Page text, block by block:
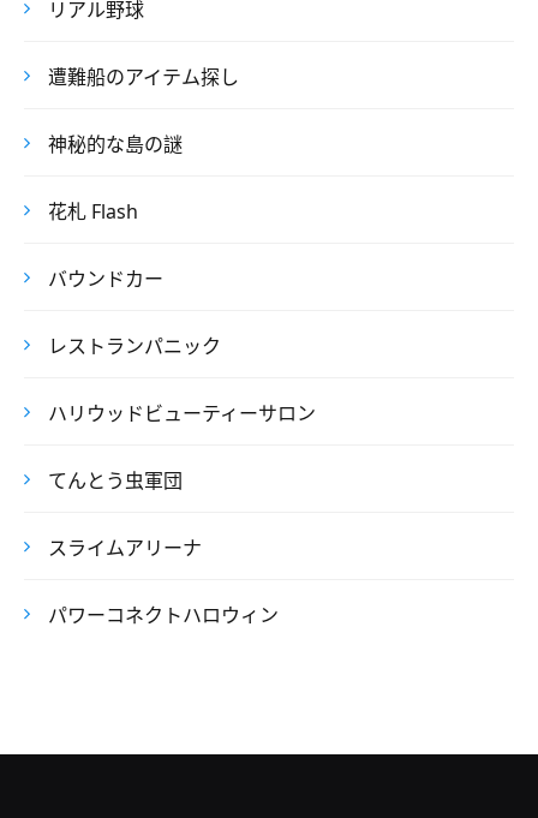
リアル野球
遭難船のアイテム探し
神秘的な島の謎
花札 Flash
バウンドカー
レストランパニック
ハリウッドビューティーサロン
てんとう虫軍団
スライムアリーナ
パワーコネクトハロウィン